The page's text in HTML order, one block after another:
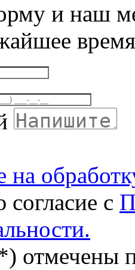
и наш
время
на
с
отмечены